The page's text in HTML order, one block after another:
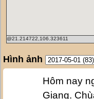
@21.214722,106.323611
Hình ảnh
Hôm nay
Giang.